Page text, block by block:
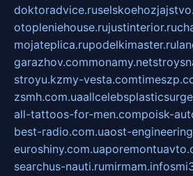
doktoradvice.ru
otopleniehouse.rujustinterior.ru
mojateplica.rupodelkimaster.ru
garazhov.commonamy.net
stroyu.kzmy-vesta.com
zsmh.com.ua
all-tattoos-for-men.compoisk-
best-radio.com.uaost-
euroshiny.com.ua
searchus-nauti.rumirmam.info